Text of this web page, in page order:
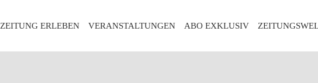
ZEITUNG ERLEBEN VERANSTALTUNGEN ABO EXKLUSIV